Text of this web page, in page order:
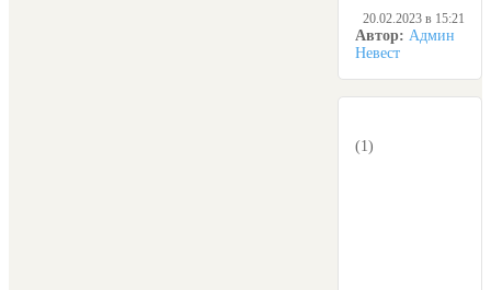
20.02.2023 в 15:21
Автор: Админ
Невест
(1)